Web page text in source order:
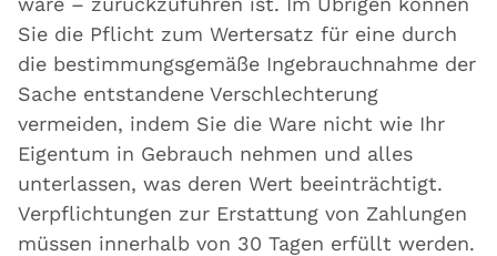
Sie die Pflicht zum Wertersatz für eine durch
die bestimmungsgemäße Ingebrauchnahme der
Sache entstandene Verschlechterung
vermeiden, indem Sie die Ware nicht wie Ihr
Eigentum in Gebrauch nehmen und alles
unterlassen, was deren Wert beeinträchtigt.
Verpflichtungen zur Erstattung von Zahlungen
müssen innerhalb von 30 Tagen erfüllt werden.